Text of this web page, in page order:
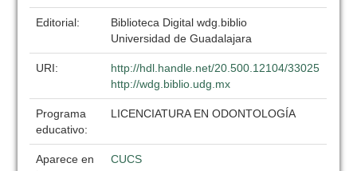
Editorial:
Biblioteca Digital wdg.biblio
Universidad de Guadalajara
URI:
http://hdl.handle.net/20.500.12104/33025
http://wdg.biblio.udg.mx
Programa
educativo:
LICENCIATURA EN ODONTOLOGÍA
Aparece en
CUCS